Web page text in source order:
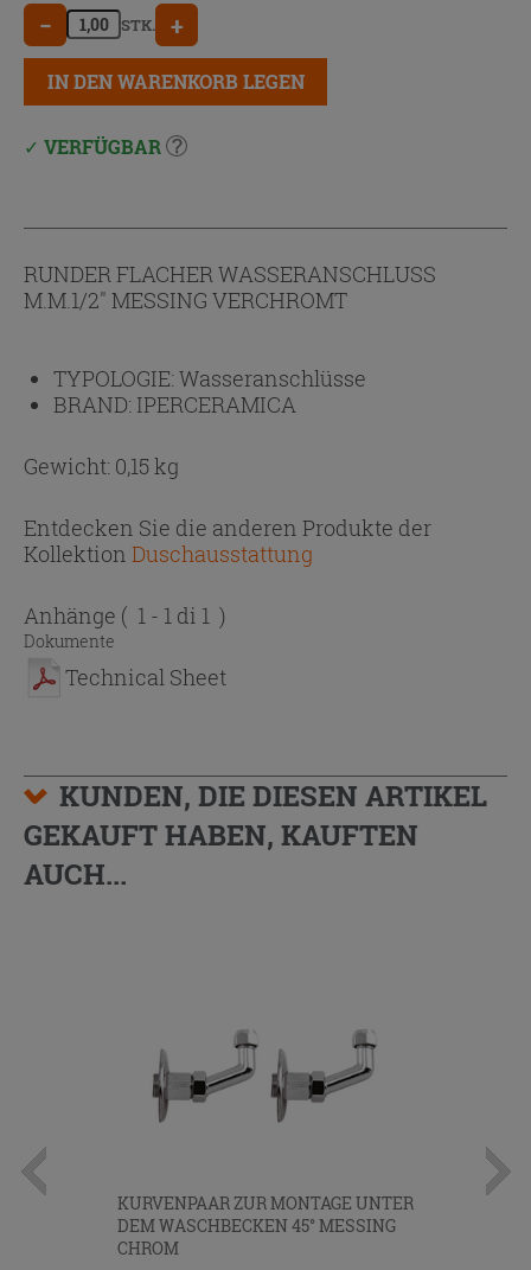
− STK. +
IN DEN WARENKORB LEGEN
VERFÜGBAR
RUNDER FLACHER WASSERANSCHLUSS
M.M.1/2" MESSING VERCHROMT
TYPOLOGIE:Wasseranschlüsse
BRAND: IPERCERAMICA
Gewicht: 0,15 kg
Entdecken Sie die anderen Produkte der
Kollektion Duschausstattung
Anhänge ( 1 - 1 di 1 )
Dokumente
Technical Sheet
KUNDEN, DIE DIESEN ARTIKEL
GEKAUFT HABEN, KAUFTEN
AUCH...
KURVENPAAR ZUR MONTAGE UNTER
DEM WASCHBECKEN 45° MESSING
CHROM